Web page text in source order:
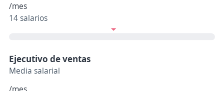
/mes
14 salarios
Ejecutivo de ventas
Media salarial